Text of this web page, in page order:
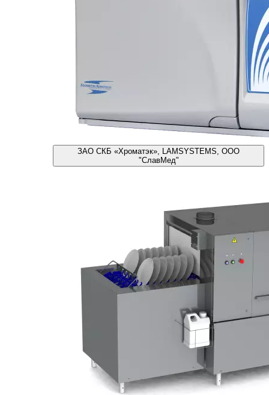
ЗАО СКБ «Хроматэк», LAMSYSTEMS, ООО
"СлавМед"